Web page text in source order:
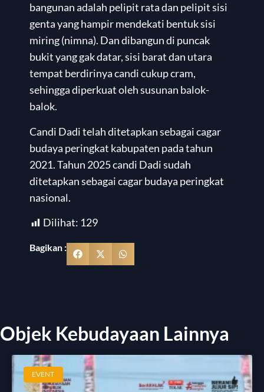
bangunan adalah pelipit rata dan pelipit sisi
genta yang hampir mendekati bentuk sisi
miring (nimna). Dan dibangun di puncak
bukit yang gak datar, sisi barat dan utara
tempat berdirinya candi cukup cram,
sehingga diperkuat oleh susunan balok-
balok.
Candi Dadi telah ditetapkan sebagai cagar
budaya peringkat kabupaten pada tahun
2021. Tahun 2025 candi Dadi sudah
ditetapkan sebagai cagar budaya peringkat
nasional.
Dilihat: 129
Bagikan :
Objek Kebudayaan Lainnya
EVENT